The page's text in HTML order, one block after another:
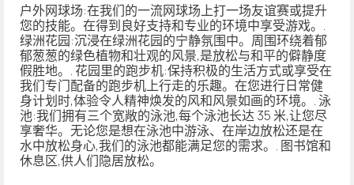
户外网球场:在我们的一流网球场上打一场友谊赛或提升
您的技能。在得到良好支持和专业的环境中享受游戏。.
绿洲花园:沉浸在绿洲花园的宁静氛围中。周围环绕着郁
郁葱葱的绿色植物和壮观的风景,是放松与和平的僻静度
假胜地。. 花园里的跑步机:保持积极的生活方式或享受在
我们专门配备的跑步机上行走的乐趣。在您进行日常健
身计划时,体验令人精神焕发的风和风景如画的环境。. 泳
池:我们拥有三个宽敞的泳池,每个泳池长达 35 米,让您尽
享奢华。无论您是想在泳池中游泳、在岸边放松还是在
水中放松身心,我们的泳池都能满足您的需求。. 图书馆和
休息区,供人们隐居放松。